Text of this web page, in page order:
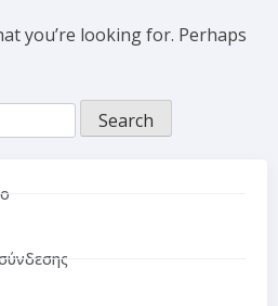
you’re looking for. Perhaps